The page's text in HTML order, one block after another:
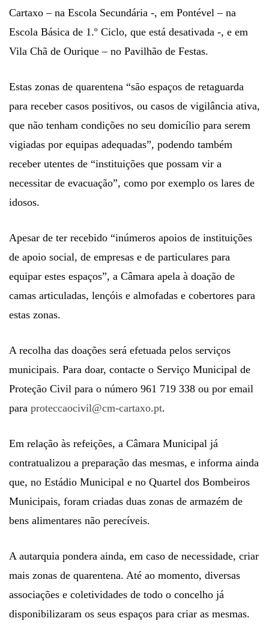
Cartaxo – na Escola Secundária -, em Pontével – na
Escola Básica de 1.º Ciclo, que está desativada -, e em
Vila Chã de Ourique – no Pavilhão de Festas.
Estas zonas de quarentena “são espaços de retaguarda
para receber casos positivos, ou casos de vigilância ativa,
que não tenham condições no seu domicílio para serem
vigiadas por equipas adequadas”, podendo também
receber utentes de “instituições que possam vir a
necessitar de evacuação”, como por exemplo os lares de
idosos.
Apesar de ter recebido “inúmeros apoios de instituições
de apoio social, de empresas e de particulares para
equipar estes espaços”, a Câmara apela à doação de
camas articuladas, lençóis e almofadas e cobertores para
estas zonas.
A recolha das doações será efetuada pelos serviços
municipais. Para doar, contacte o Serviço Municipal de
Proteção Civil para o número 961 719 338 ou por email
para proteccaocivil@cm-cartaxo.pt.
Em relação às refeições, a Câmara Municipal já
contratualizou a preparação das mesmas, e informa ainda
que, no Estádio Municipal e no Quartel dos Bombeiros
Municipais, foram criadas duas zonas de armazém de
bens alimentares não perecíveis.
A autarquia pondera ainda, em caso de necessidade, criar
mais zonas de quarentena. Até ao momento, diversas
associações e coletividades de todo o concelho já
disponibilizaram os seus espaços para criar as mesmas.